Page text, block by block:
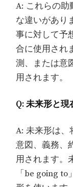
A: これらの助
な違いがあり
事に対して予
合に使用され
測、または意
用されます。
Q: 未来形と現
A: 未来形は、
意図、義務、
用されます。
「be going